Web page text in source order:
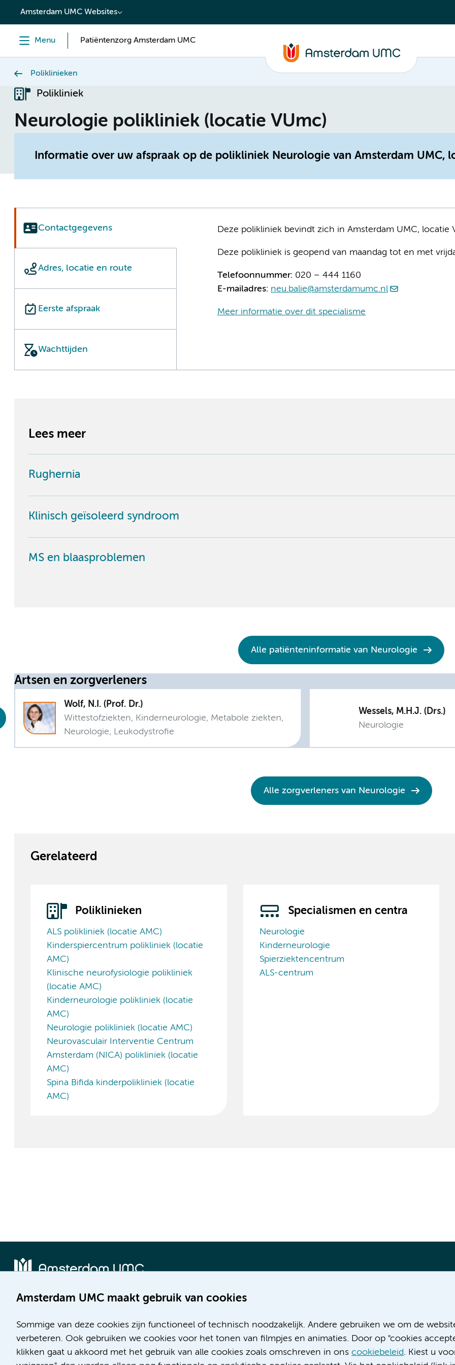
content
Amsterdam UMC Websites
Menu Patiëntenzorg Amsterdam UMC
Poliklinieken
Polikliniek
Neurologie polikliniek (locatie VUmc)
Informatie over uw afspraak op de polikliniek Neurologie van Amsterdam UMC,
Contactgegevens
Adres, locatie en route
Eerste afspraak
Wachttijden
Deze polikliniek bevindt zich in Amsterdam UMC, locatie
Deze polikliniek is geopend van maandag tot en met
Telefoonnummer: 020 – 444 1160
E-mailadres: neu.balie@amsterdamumc.nl
Meer informatie over dit specialisme
Lees meer
Rughernia
Klinisch geïsoleerd syndroom
MS en blaasproblemen
Alle patiënteninformatie van Neurologie
Artsen en zorgverleners
Wolf, N.I. (Prof. Dr.)
Wittestofziekten, Kinderneurologie, Metabole ziekten,
Neurologie, Leukodystrofie
Wessels, M.H.J. (Drs.)
Neurologie
Alle zorgverleners van Neurologie
Gerelateerd
Poliklinieken
ALS polikliniek (locatie AMC)
Kinderspiercentrum polikliniek (locatie
AMC)
Klinische neurofysiologie polikliniek
(locatie AMC)
Kinderneurologie polikliniek (locatie
AMC)
Neurologie polikliniek (locatie AMC)
Neurovasculair Interventie Centrum
Amsterdam (NICA) polikliniek (locatie
AMC)
Spina Bifida kinderpolikliniek (locatie
AMC)
Specialismen en centra
Neurologie
Kinderneurologie
Spierziektencentrum
ALS-centrum
Amsterdam UMC maakt gebruik van cookies
Sommige van deze cookies zijn functioneel of technisch noodzakelijk. Andere gebruiken we om de
verbeteren. Ook gebruiken we cookies voor het tonen van filmpjes en animaties. Door op "cookies
klikken gaat u akkoord met het gebruik van alle cookies zoals omschreven in ons cookiebeleid. Kiest u
Meibergdreef 9
1105 AZ Amsterdam
Telefoon:
De Boelelaan 1117
1081 HV Amsterdam
Werken bij Amsterdam UMC
Over Amsterdam UMC
Nieuws